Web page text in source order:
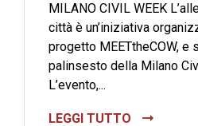
MILANO CIVIL WEEK
città è un’iniziativa
progetto MEETtheCOW, e
palinsesto della Milano
L’evento,...
LEGGI TUTTO